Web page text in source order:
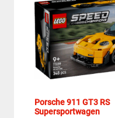
Porsche 911 GT3 RS
Supersportwagen